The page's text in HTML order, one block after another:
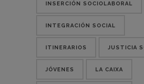
INSERCIÓN SOCIOLABORAL
INTEGRACIÓN SOCIAL
ITINERARIOS JUSTICIA
JÓVENES LA CAIXA